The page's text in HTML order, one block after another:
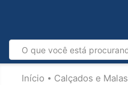
Início • Calçados e Malas